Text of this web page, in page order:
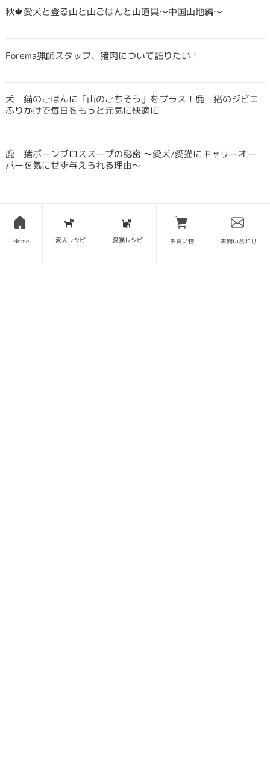
秋🍁愛犬と登る山と山ごはんと山道具〜中国山地編〜
Forema猟師スタッフ、猪肉について語りたい！
犬・猫のごはんに「山のごちそう」をプラス！鹿・猪のジビエ
ふりかけで毎日をもっと元気に快適に
鹿・猪ボーンブロススープの秘密 〜愛犬/愛猫にキャリーオー
バーを気にせず与えられる理由〜
Home 愛犬レシピ 愛猫レシピ お買い物 お問い合わせ